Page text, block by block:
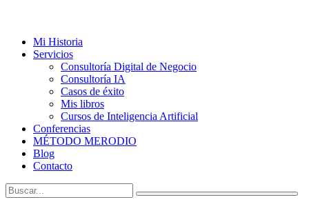
Mi Historia
Servicios
Consultoría Digital de Negocio
Consultoría IA
Casos de éxito
Mis libros
Cursos de Inteligencia Artificial
Conferencias
MÉTODO MERODIO
Blog
Contacto